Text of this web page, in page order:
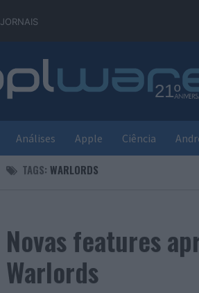
JORNAIS
Análises Apple Ciência
TAGS: WARLORDS
Novas features
Warlords